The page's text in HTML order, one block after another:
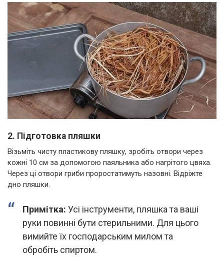
2. Підготовка пляшки
Візьміть чисту пластикову пляшку, зробіть отвори через
кожні 10 см за допомогою паяльника або нагрітого цвяха.
Через ці отвори гриби проростатимуть назовні. Відріжте
дно пляшки.
Примітка: Усі інструменти, пляшка та ваші
руки повинні бути стерильними. Для цього
вимийте їх господарським милом та
обробіть спиртом.